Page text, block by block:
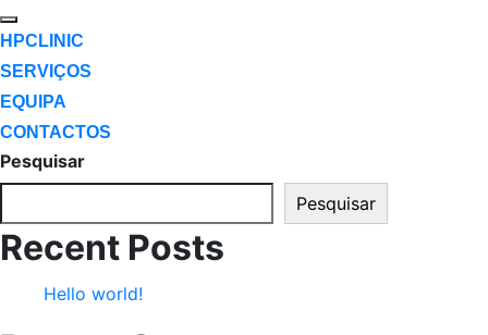
HPCLINIC
SERVIÇOS
EQUIPA
CONTACTOS
Pesquisar
Pesquisar
Recent Posts
Hello world!